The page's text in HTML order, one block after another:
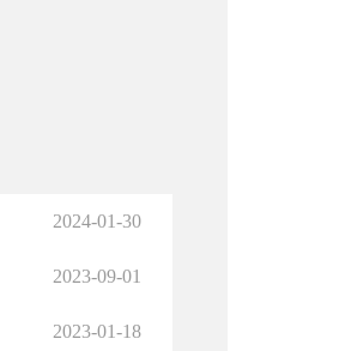
2024-01-30
2023-09-01
2023-01-18